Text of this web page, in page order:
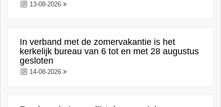
13-08-2026
In verband met de zomervakantie is het
kerkelijk bureau van 6 tot en met 28 augustus
gesloten
14-08-2026